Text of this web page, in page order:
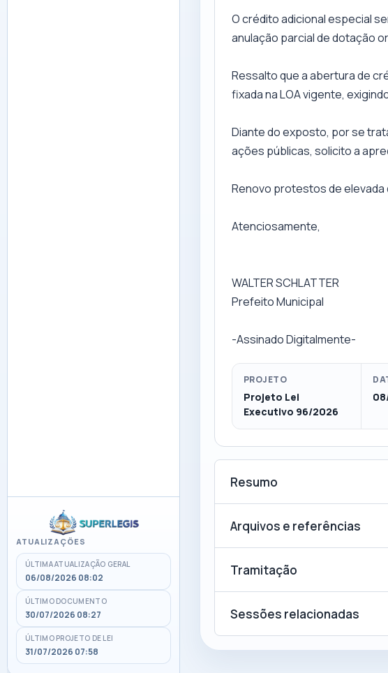
ATUALIZAÇÕES
ÚLTIMA ATUALIZAÇÃO GERAL
06/08/2026 08:02
ÚLTIMO DOCUMENTO
30/07/2026 08:27
ÚLTIMO PROJETO DE LEI
31/07/2026 07:58
O crédito adicional especial
anulação parcial de dotação
Ressalto que a abertura de
fixada na LOA vigente,
Diante do exposto, por se
ações públicas, solicito a
Renovo protestos de
Atenciosamente,
WALTER SCHLATTER
Prefeito Municipal
-Assinado Digitalmente-
PROJETO
Projeto Lei
Executivo 96/2026
Resumo
Arquivos e referências
Tramitação
Sessões relacionadas